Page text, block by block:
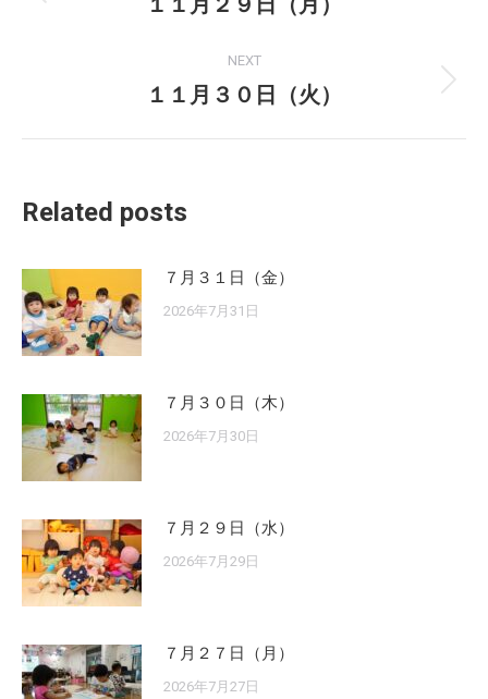
NEXT
Next
１１月３０日（火）
Related posts
７月３１日（金）
2026年7月31日
７月３０日（木）
2026年7月30日
７月２９日（水）
2026年7月29日
７月２７日（月）
2026年7月27日